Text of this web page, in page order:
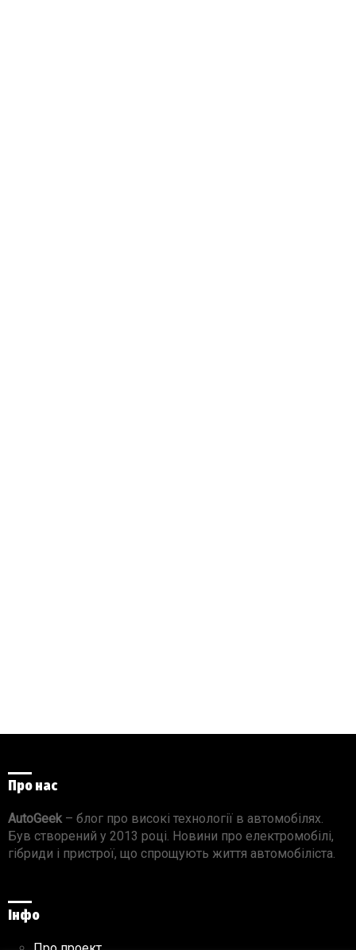
Про нас
AutoGeek– блог про високі технології в автомобілях.
Був створений у 2013 році. Новини про електромобілі,
гібриди і пристрої, що спрощують життя автомобіліста.
Інфо